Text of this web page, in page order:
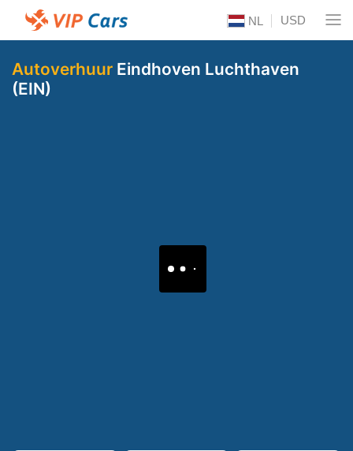
NL USD
Autoverhuur Eindhoven Luchthaven
(EIN)